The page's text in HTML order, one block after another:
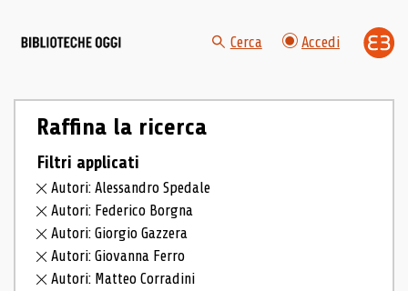
Cerca Accedi
Raffina la ricerca
Filtri applicati
Autori: Alessandro Spedale
Autori: Federico Borgna
Autori: Giorgio Gazzera
Autori: Giovanna Ferro
Autori: Matteo Corradini